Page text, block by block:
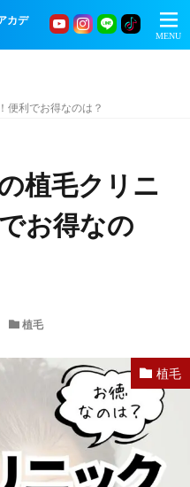
カデ
便利でお得なのは？
植毛クリニ
お得なの
植毛
植毛